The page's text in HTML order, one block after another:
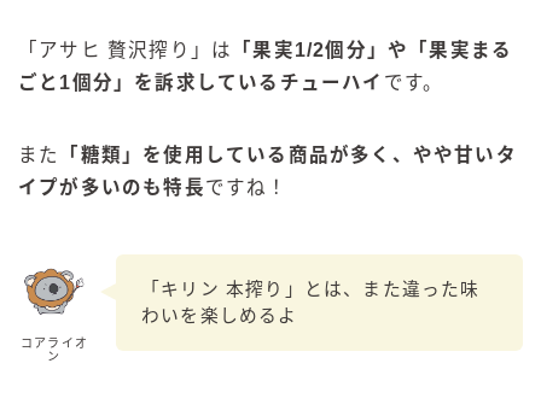
「アサヒ 贅沢搾り」は
「果実1/2個分」や「果実まる
ごと1個分」を訴求しているチューハイ です。
また
「糖類」を使用している商品が多く、やや甘いタ
イプが多いのも特長ですね！
コアライオ
ン
「キリン 本搾り」とは、また違った味
わいを楽しめるよ